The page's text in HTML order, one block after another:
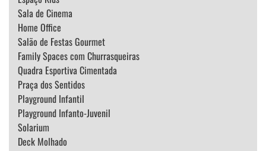
Sala de Cinema
Home Office
Salão de Festas Gourmet
Family Spaces com Churrasqueiras
Quadra Esportiva Cimentada
Praça dos Sentidos
Playground Infantil
Playground Infanto-Juvenil
Solarium
Deck Molhado